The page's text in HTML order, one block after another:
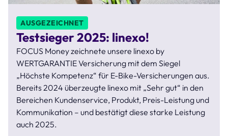
AUSGEZEICHNET
Testsieger 2025: linexo!
FOCUS Money zeichnete unsere linexo by
WERTGARANTIE Versicherung mit dem Siegel
„Höchste Kompetenz“ für E-Bike-Versicherungen aus.
Bereits 2024 überzeugte linexo mit „Sehr gut“ in den
Bereichen Kundenservice, Produkt, Preis-Leistung und
Kommunikation – und bestätigt diese starke Leistung
auch 2025.